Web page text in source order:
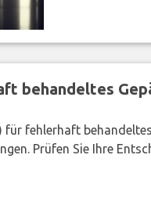
behandeltes
für fehlerhaft
Prüfen Sie Ihre